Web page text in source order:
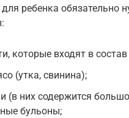
ребенка обязательно
которые входят в
(утка, свинина);
(в них содержится
бульоны;